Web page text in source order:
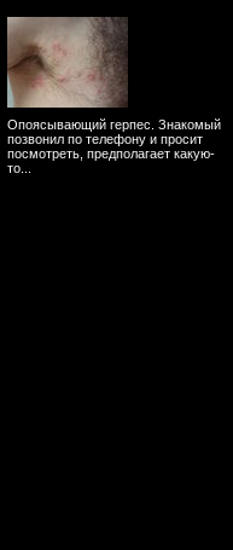
Опоясывающий герпес. Знакомый
позвонил по телефону и просит
посмотреть, предполагает какую-
то...